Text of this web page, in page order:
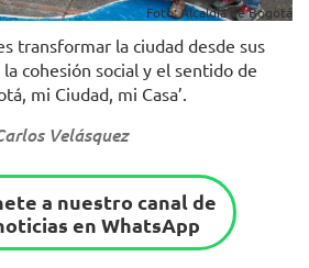
Foto: Alcaldía de Bogotá
transformar la ciudad desde sus
cohesión social y el sentido de
mi Ciudad, mi Casa’.
Velásquez
a nuestro canal de
en WhatsApp